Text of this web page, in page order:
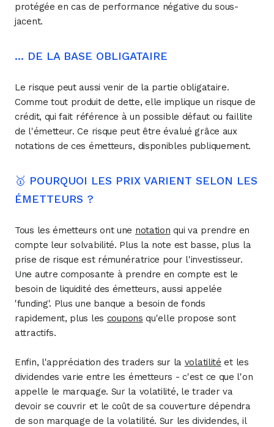
protégée en cas de performance négative du sous-
jacent.
... DE LA BASE OBLIGATAIRE
Le risque peut aussi venir de la partie obligataire.
Comme tout produit de dette, elle implique un risque de
crédit, qui fait référence à un possible défaut ou faillite
de l'émetteur. Ce risque peut être évalué grâce aux
notations de ces émetteurs, disponibles publiquement.
🥇 POURQUOI LES PRIX VARIENT SELON LES
ÉMETTEURS ?
Tous les émetteurs ont une notation qui va prendre en
compte leur solvabilité. Plus la note est basse, plus la
prise de risque est rémunératrice pour l'investisseur.
Une autre composante à prendre en compte est le
besoin de liquidité des émetteurs, aussi appelée
'funding'. Plus une banque a besoin de fonds
rapidement, plus les coupons qu'elle propose sont
attractifs.
Enfin, l'appréciation des traders sur la volatilité et les
dividendes varie entre les émetteurs - c'est ce que l'on
appelle le marquage. Sur la volatilité, le trader va
devoir se couvrir et le coût de sa couverture dépendra
de son marquage de la volatilité. Sur les dividendes, il